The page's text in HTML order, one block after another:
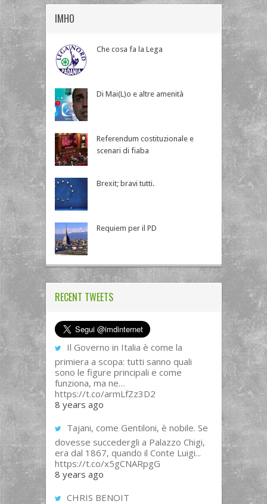
IMHO
Che cosa fa la Lega
Di Mai(L)o e altre amenità
Referendum costituzionale e
scenari di fiaba
Brexit; bravi tutti.
Requiem per il PD
RECENT TWEETS
Il Governo in Italia è come la
primiera a scopa: tutti sanno quali
sono le figure principali e come
funziona, ma ne…
https://t.co/armLfZz3D2
8 years ago
Tajani, come Gentiloni, è nobile. Se
dovesse succedergli a Palazzo Chigi,
era dal 1867, quando il Conte Luigi...
https://t.co/x5gCNARpgG
8 years ago
CHRIS BENOIT